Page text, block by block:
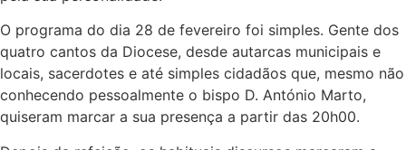
O programa do dia 28 de fevereiro foi simples. Gente dos
quatro cantos da Diocese, desde autarcas municipais e
locais, sacerdotes e até simples cidadãos que, mesmo não
conhecendo pessoalmente o bispo D. António Marto,
quiseram marcar a sua presença a partir das 20h00.